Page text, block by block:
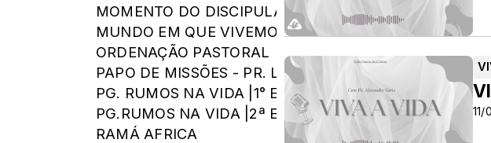
MOMENTO DO DISCIPULADO
MUNDO EM QUE VIVEMOS
ORDENAÇÃO PASTORAL
PAPO DE MISSÕES - PR. LEANDRO NEMER
PG. RUMOS NA VIDA |1° EDIÇÃO|
PG.RUMOS NA VIDA |2ª EDIÇÃO|
RAMÁ AFRICA